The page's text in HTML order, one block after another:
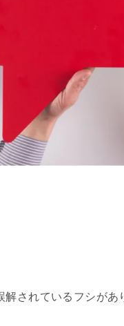
されているフシがあ